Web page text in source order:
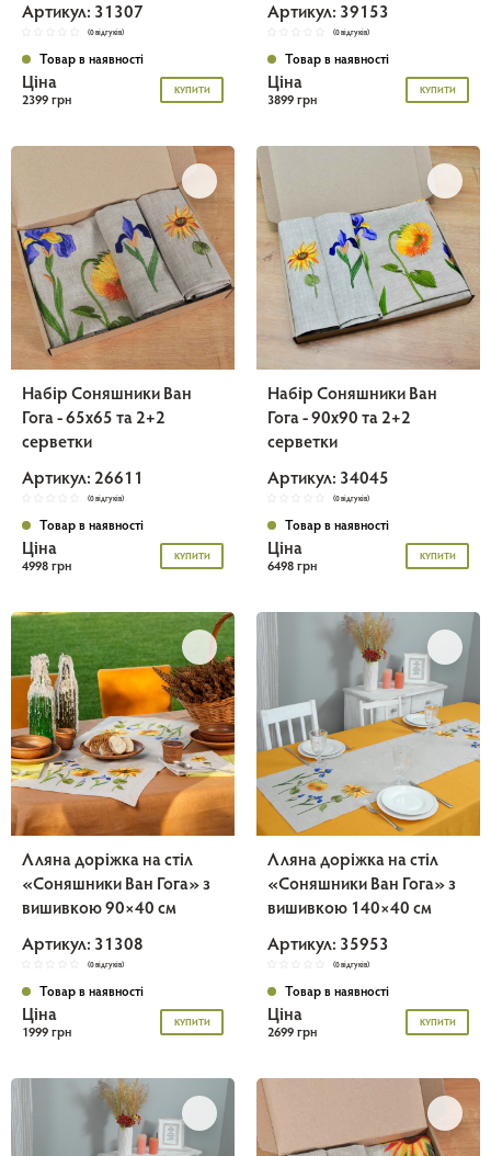
Артикул: 31307
(0 відгуків)
Товар в наявності
Ціна
2399 грн
КУПИТИ
Артикул: 39153
(0 відгуків)
Товар в наявності
Ціна
3899 грн
КУПИТИ
Набір Соняшники Ван
Гога - 65х65 та 2+2
серветки
Артикул: 26611
(0 відгуків)
Товар в наявності
Ціна
4998 грн
КУПИТИ
Набір Соняшники Ван
Гога - 90х90 та 2+2
серветки
Артикул: 34045
(0 відгуків)
Товар в наявності
Ціна
6498 грн
КУПИТИ
Лляна доріжка на стіл
«Соняшники Ван Гога» з
вишивкою 90×40 см
Артикул: 31308
(0 відгуків)
Товар в наявності
Ціна
1999 грн
КУПИТИ
Лляна доріжка на стіл
«Соняшники Ван Гога» з
вишивкою 140×40 см
Артикул: 35953
(0 відгуків)
Товар в наявності
Ціна
2699 грн
КУПИТИ